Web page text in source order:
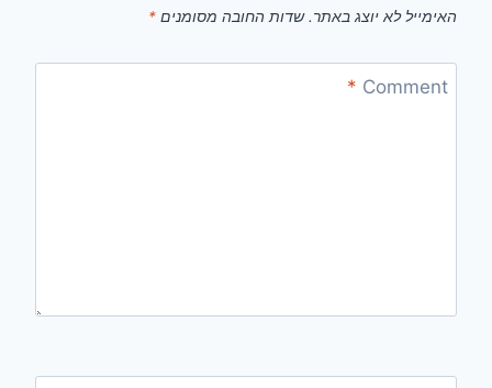
האימייל לא יוצג באתר. שדות החובה מסומנים *
Comment
*